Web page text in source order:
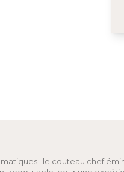
: le couteau chef